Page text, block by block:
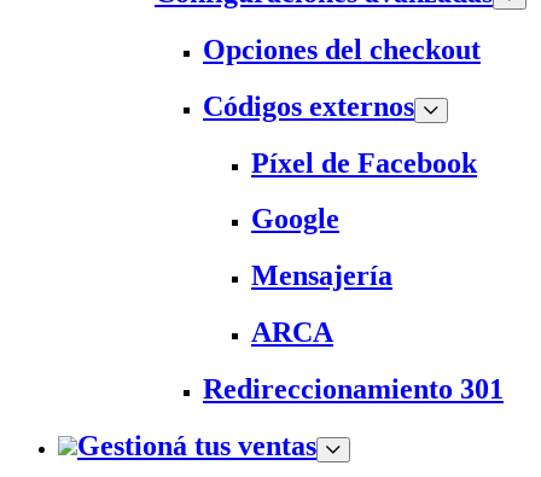
Opciones del checkout
Códigos externos
Píxel de Facebook
Google
Mensajería
ARCA
Redireccionamiento 301
Gestioná tus ventas